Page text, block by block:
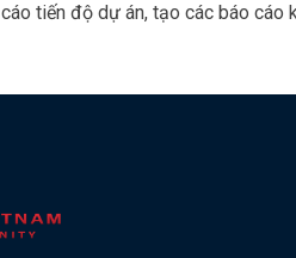
cáo tiến độ dự án, tạo các báo cáo